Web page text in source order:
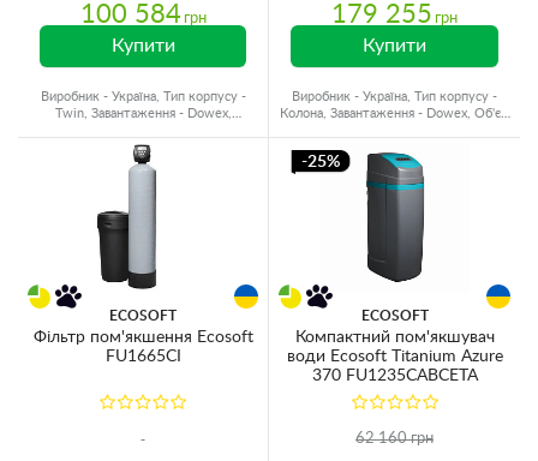
100 584 грн
Купити
Виробник - Україна, Тип корпусу -
Twin, Завантаження - Dowex,
179 255 грн
Купити
Виробник - Україна, Тип корпусу -
Колона, Завантаження - Dowex, Об'єм
ECOSOFT
Фільтр пом'якшення Ecosoft
FU1665CI
-25%
ECOSOFT
Компактний пом'якшувач
води Ecosoft Titanium Azure
370 FU1235CABCETA
62 160 грн